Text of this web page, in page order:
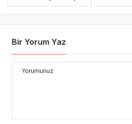
Bir Yorum Yaz
Yorumunuz